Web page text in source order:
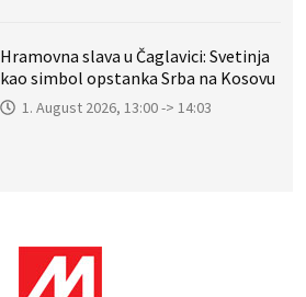
Hramovna slava u Čaglavici: Svetinja
kao simbol opstanka Srba na Kosovu
1. August 2026, 13:00 -> 14:03